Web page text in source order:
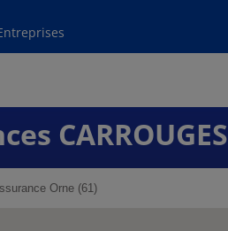
CARROUGES
Orne (61)